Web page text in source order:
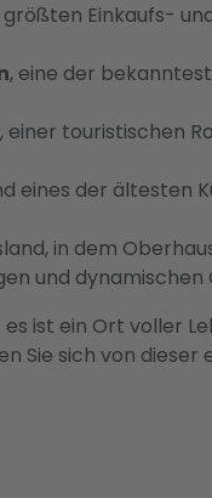
größten Einkaufs-
, eine der
, einer touristischen
eines der ältesten
in dem
und
ist ein Ort voller
Sie sich von